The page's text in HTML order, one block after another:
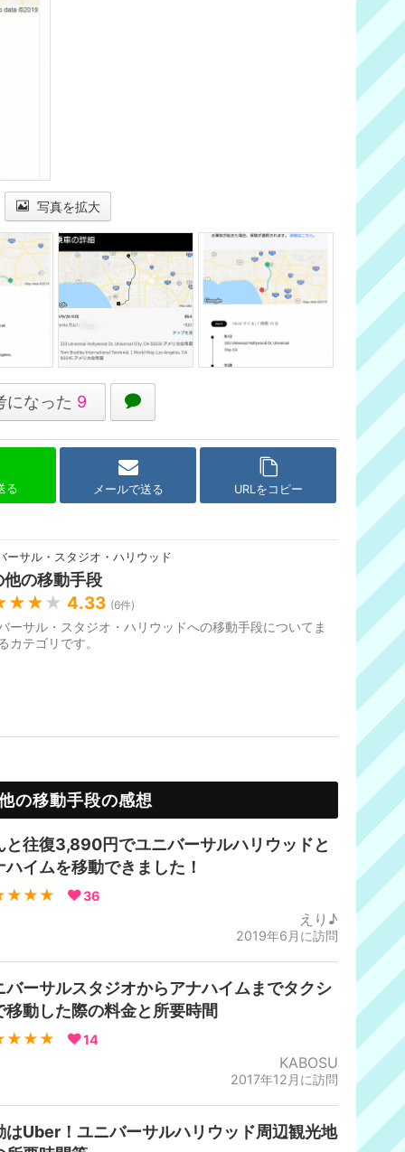
写真を拡大
になった 9
る メールで送る URLをコピー
ーサル・スタジオ・ハリウッド
他の移動手段
★ 4.33 (6件)
ーサル・スタジオ・ハリウッドへの移動手段についてま
カテゴリです。
の移動手段の感想
と往復3,890円でユニバーサルハリウッドと
ハイムを移動できました！
36
えり♪
2019年6月に訪問
バーサルスタジオからアナハイムまでタクシ
移動した際の料金と所要時間
14
KABOSU
2017年12月に訪問
はUber！ユニバーサルハリウッド周辺観光地